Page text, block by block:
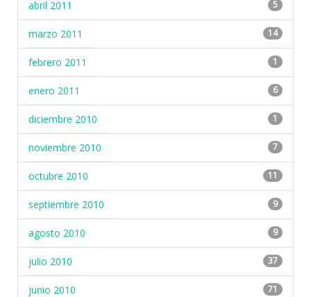
abril 2011 5
marzo 2011 14
febrero 2011 1
enero 2011 6
diciembre 2010 1
noviembre 2010 7
octubre 2010 11
septiembre 2010 9
agosto 2010 9
julio 2010 37
junio 2010 71